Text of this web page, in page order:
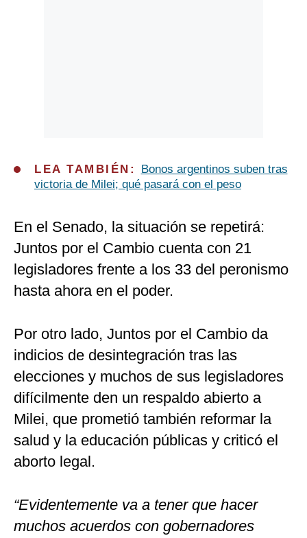
LEA TAMBIÉN:
Bonos argentinos suben tras
victoria de Milei; qué pasará con el peso
En el Senado, la situación se repetirá:
Juntos por el Cambio cuenta con 21
legisladores frente a los 33 del peronismo
hasta ahora en el poder.
Por otro lado, Juntos por el Cambio da
indicios de desintegración tras las
elecciones y muchos de sus legisladores
difícilmente den un respaldo abierto a
Milei, que prometió también reformar la
salud y la educación públicas y criticó el
aborto legal.
“Evidentemente va a tener que hacer
muchos acuerdos con gobernadores